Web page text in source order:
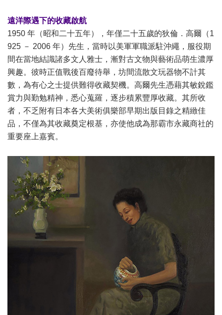
遠洋際遇下的收藏啟航
1950 年（昭和二十五年），年僅二十五歲的狄倫．高爾（1
925 － 2006 年）先生，當時以美軍軍職派駐沖繩，服役期
間在當地結識諸多文人雅士，漸對古文物與藝術品萌生濃厚
興趣。彼時正值戰後百廢待舉，坊間流散文玩器物不計其
數，為有心之士提供難得收藏契機。高爾先生憑藉其敏銳鑑
賞力與勤勉精神，悉心蒐羅，逐步積累豐厚收藏。其所收
者，不乏附有日本各大美術俱樂部早期出版目錄之精緻佳
品，不僅為其收藏奠定根基，亦使他成為那霸市永藏商社的
重要座上嘉賓。